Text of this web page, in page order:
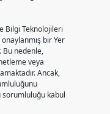
Bilgi Teknolojileri
bir Yer
Bu nedenle,
veya
Ancak,
sorumluluğu kabul